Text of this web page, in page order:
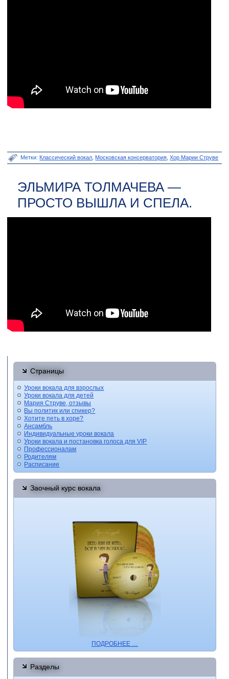
Метки: Классический вокал Московская консерватория ,Хор Марии Струве
ЭЛЬМИРА ТОЛМАЧЕВА —
ПРОСТО ВЫШЛА И СПЕЛА.
Страницы
Уроки вокала для взрослых
Уроки вокала для детей
Мария Струве, отзывы
Вы политик или спикер?
Хотите петь в хоре?
Ансамбль
Индивидуальные уроки вокала
Уроки вокала и постановка голоса для VIP
Профессионалам
Родителям
Расписание
Заочный курс вокала
ПОДРОБНЕЕ …
Разделы